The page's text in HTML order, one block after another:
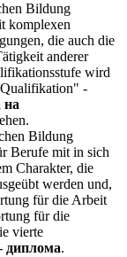
Bildung
komplexen
die auch die
anderer
wird
-
на
Bildung
Berufe mit in sich
Charakter, die
werden und,
für die Arbeit
für die
vierte
диплома.